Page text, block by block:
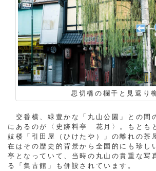
思切橋の欄干と見返り
交番横、緑豊かな「丸山公園」との間
にあるのが〈史跡料亭 花月〉。もとも
妓楼「引田屋（ひけたや）」の離れの茶
在はその歴史的背景から全国的にも珍し
亭となっていて、当時の丸山の貴重な写
る「集古館」も併設されています。